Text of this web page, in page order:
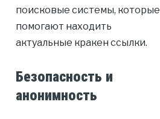
поисковые системы, которые
помогают находить
актуальные кракен ссылки.
Безопасность и
анонимность